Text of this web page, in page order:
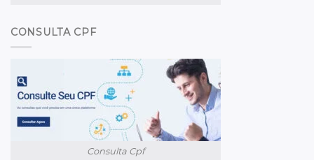
CONSULTA CPF
Consulta Cpf